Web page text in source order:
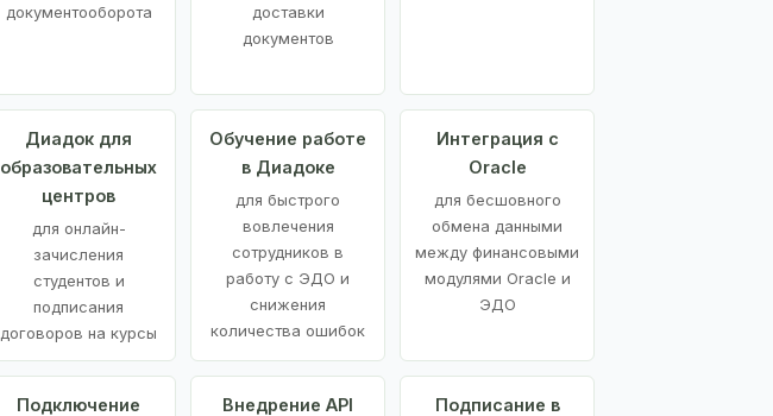
документооборота
доставки
документов
Диадок для
образовательных
центров
для онлайн-
зачисления
студентов и
подписания
договоров на курсы
Обучение работе
в Диадоке
для быстрого
вовлечения
сотрудников в
работу с ЭДО и
снижения
количества ошибок
Интеграция с
Oracle
для бесшовного
обмена данными
между финансовыми
модулями Oracle и
ЭДО
Подключение
Внедрение API
Подписание в